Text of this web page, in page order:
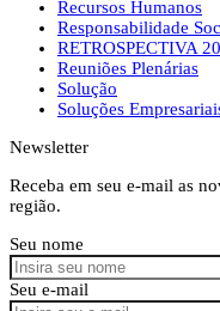
Recursos Humanos
Responsabilidade
RETROSPECTIVA
Reuniões Plenárias
Solução
Soluções
Newsletter
Receba em seu e-mail as
região.
Seu nome
Seu e-mail